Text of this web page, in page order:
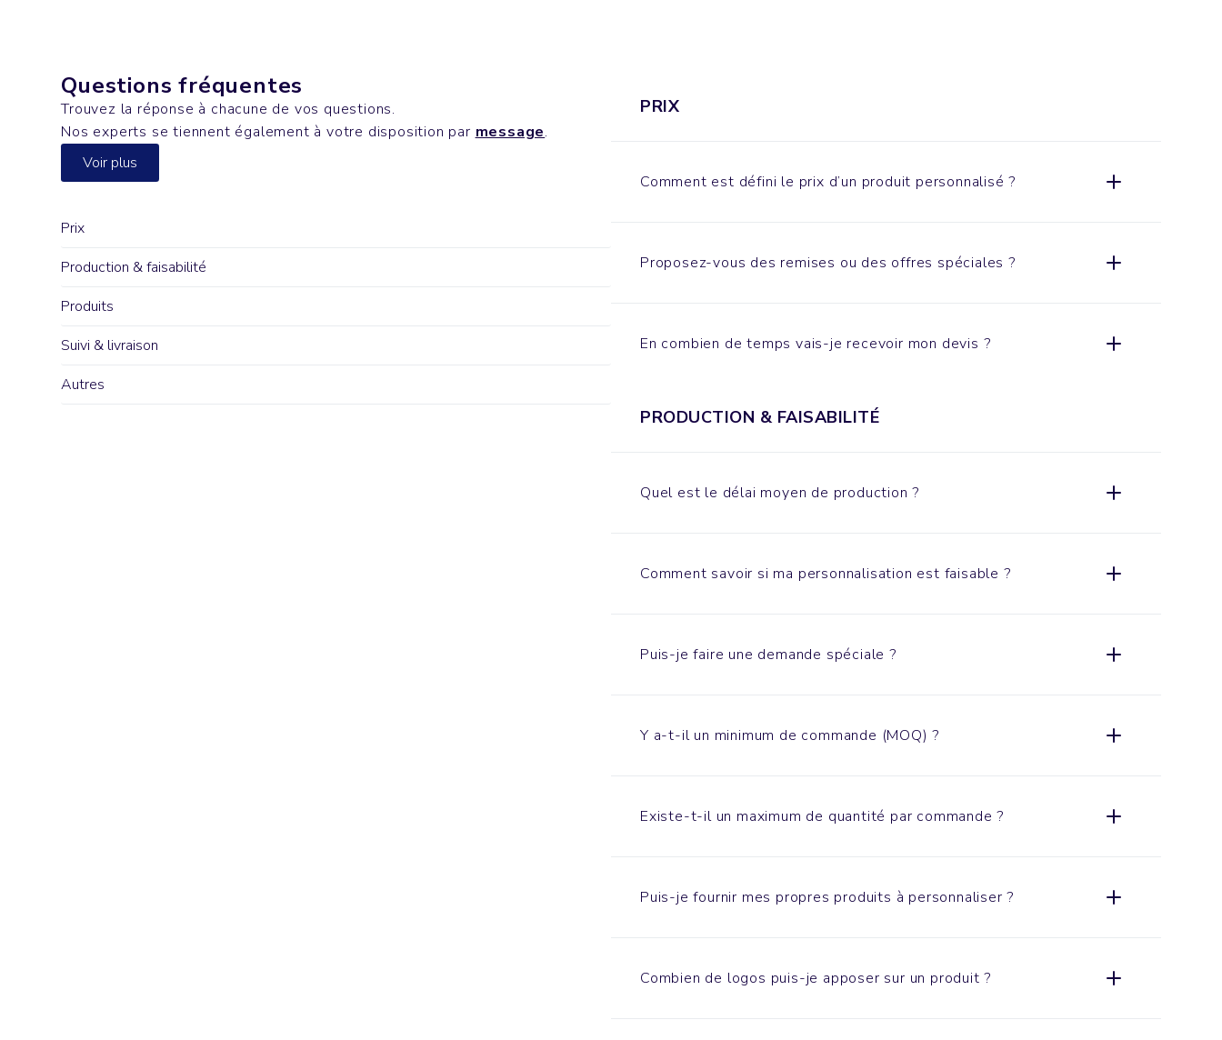
Questions fréquentes
Trouvez la réponse à chacune de vos questions.
Nos experts se tiennent également à votre disposition par message.
Voir plus
Prix
Production & faisabilité
Produits
Suivi & livraison
Autres
PRIX
Comment est défini le prix d’un produit personnalisé ?
Proposez-vous des remises ou des offres spéciales ?
En combien de temps vais-je recevoir mon devis ?
PRODUCTION & FAISABILITÉ
Quel est le délai moyen de production ?
Comment savoir si ma personnalisation est faisable ?
Puis-je faire une demande spéciale ?
Y a-t-il un minimum de commande (MOQ) ?
Existe-t-il un maximum de quantité par commande ?
Puis-je fournir mes propres produits à personnaliser ?
Combien de logos puis-je apposer sur un produit ?